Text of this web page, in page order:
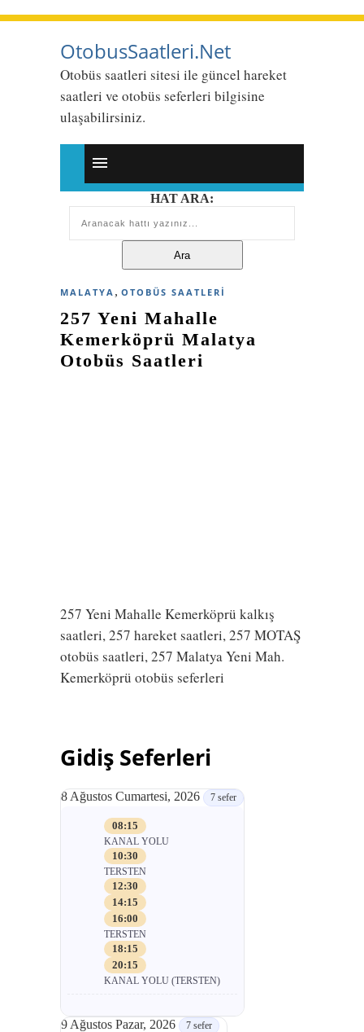
OtobusSaatleri.Net
Otobüs saatleri sitesi ile güncel hareket
saatleri ve otobüs seferleri bilgisine
ulaşabilirsiniz.
HAT ARA:
MALATYA , OTOBÜS SAATLERI
257 Yeni Mahalle
Kemerköprü Malatya
Otobüs Saatleri
257 Yeni Mahalle Kemerköprü kalkış
saatleri, 257 hareket saatleri, 257 MOTAŞ
otobüs saatleri, 257 Malatya Yeni Mah.
Kemerköprü otobüs seferleri
Gidiş Seferleri
8 Ağustos Cumartesi, 2026 7 sefer
08:15
KANAL YOLU
10:30
TERSTEN
12:30
14:15
16:00
TERSTEN
18:15
20:15
KANAL YOLU (TERSTEN)
9 Ağustos Pazar, 2026 7 sefer